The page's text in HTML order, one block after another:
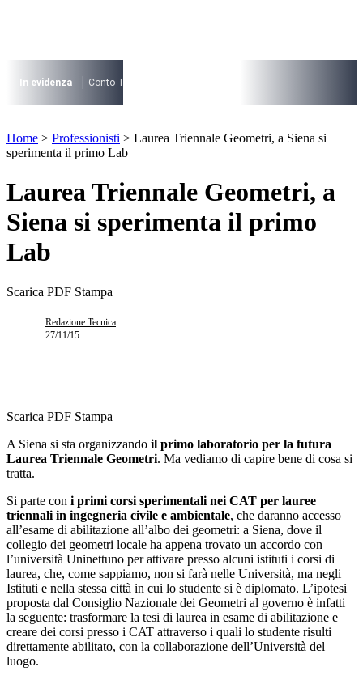
I più cercati
Lorem ipsum dolor sit amet consectetur
Lorem ipsum dolor sit amet consectetur
In evidenza Conto Termico
Lorem ipsum dolor sit amet consectetur
Home > Professionisti > Laurea Triennale Geometri, a Siena si
sperimenta il primo Lab
Laurea Triennale Geometri, a
Siena si sperimenta il primo
Lab
Scarica PDF Stampa
Redazione Tecnica
27/11/15
Scarica PDF Stampa
A Siena si sta organizzando il primo laboratorio per la futura
Laurea Triennale Geometri. Ma vediamo di capire bene di cosa si
tratta.
Si parte con i primi corsi sperimentali nei CAT per lauree
triennali in ingegneria civile e ambientale, che daranno accesso
all’esame di abilitazione all’albo dei geometri: a Siena, dove il
collegio dei geometri locale ha appena trovato un accordo con
l’università Uninettuno per attivare presso alcuni istituti i corsi di
laurea, che, come sappiamo, non si farà nelle Università, ma negli
Istituti e nella stessa città in cui lo studente si è diplomato. L’ipotesi
proposta dal Consiglio Nazionale dei Geometri al governo è infatti
la seguente: trasformare la tesi di laurea in esame di abilitazione e
creare dei corsi presso i CAT attraverso i quali lo studente risulti
direttamente abilitato, con la collaborazione dell’Università del
luogo.